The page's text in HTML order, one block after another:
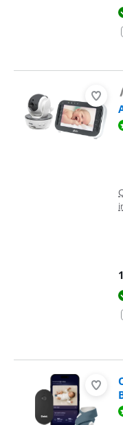
Beoordeling is 8,6 van de
Beoordeling is 9,4 van de